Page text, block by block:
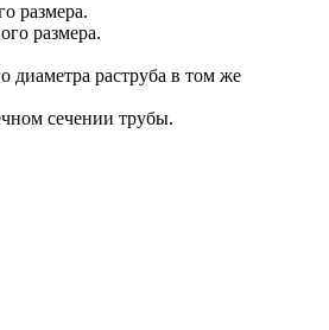
размера.
размера.
диаметра раструба в том же
сечении трубы.